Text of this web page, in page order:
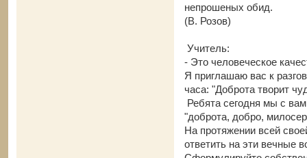
непрошеных обид.
(В. Розов)
Учитель:
- Это человеческое
Я приглашаю вас к
часа: "Доброта творит
Ребята сегодня мы с
"доброта, добро,
На протяжении всей
ответить на эти вечные